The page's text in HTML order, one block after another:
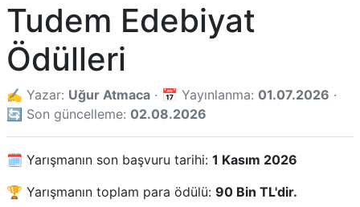
Tudem Edebiyat
Ödülleri
✍️ Yazar: Uğur Atmaca · 📅 Yayınlanma: 01.07.2026 ·
🔄 Son güncelleme: 02.08.2026
🗓️ Yarışmanın son başvuru tarihi: 1 Kasım 2026
🏆 Yarışmanın toplam para ödülü: 90 Bin TL'dir.